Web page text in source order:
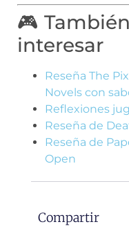
🎮
interesar
Reseña The
Novels con
Reflexiones
Reseña de
Reseña de
Open
Compartir